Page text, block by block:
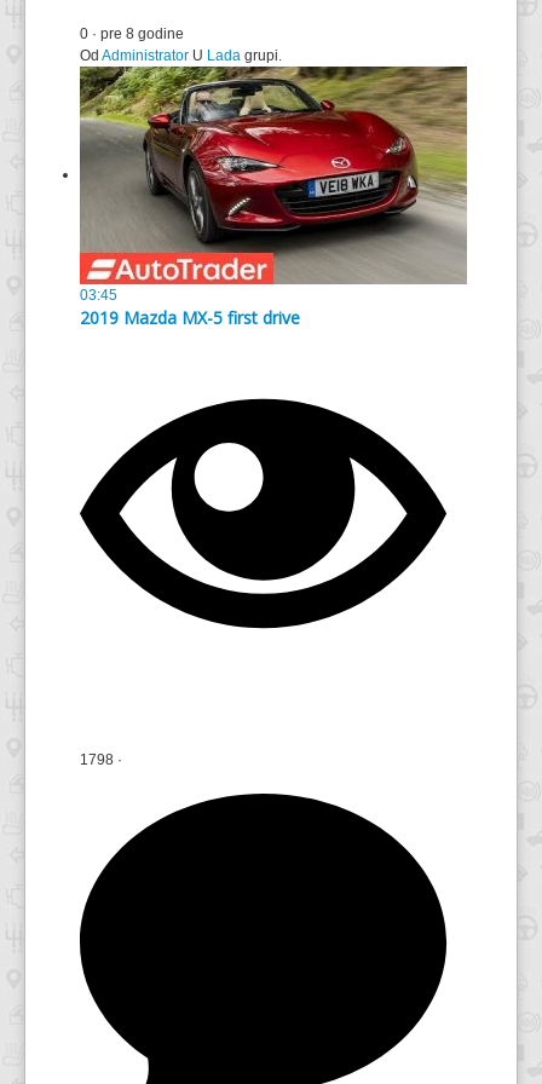
0 · pre 8 godine
Od Administrator U Lada grupi.
03:45
2019 Mazda MX-5 first drive
1798 ·